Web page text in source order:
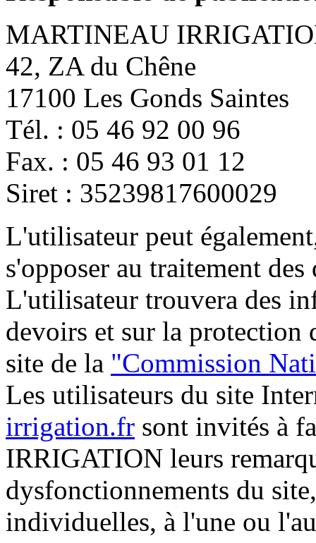
MARTINEAU
42, ZA du Chêne
17100 Les Gonds Saintes
Tél. : 05 46 92 00 96
Fax. : 05 46 93 01 12
Siret : 35239817600029
L'utilisateur peut
s'opposer au traitement
L'utilisateur trouvera des
devoirs et sur la protection
site de la "Commission
Les utilisateurs du site
irrigation.fr sont invités à
IRRIGATION leurs
dysfonctionnements du
individuelles, à l'une ou